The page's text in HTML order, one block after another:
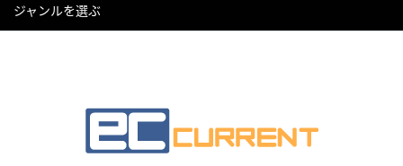
ジャンルを選ぶ